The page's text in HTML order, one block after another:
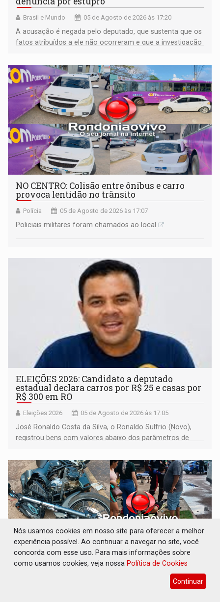
Brasil e Mundo 05 de Agosto de 2026 às 17:20
A acusação é negada pelo deputado, que sustenta que os
fatos atribuídos a ele não ocorreram e que a investigação
NO CENTRO: Colisão entre ônibus e carro
provoca lentidão no trânsito
Polícia 05 de Agosto de 2026 às 17:07
Policiais militares foram chamados ao local
ELEIÇÕES 2026: Candidato a deputado
estadual declara carros por R$ 25 e casas por
R$ 300 em RO
Eleições 2026 05 de Agosto de 2026 às 17:05
José Ronaldo Costa da Silva, o Ronaldo Sulfrio (Novo),
registrou bens com valores abaixo dos parâmetros de
milhões
VÍDEO: Motocicletas batem de frente e duas
Nós usamos cookies em nosso site para oferecer a melhor
experiência possível. Ao continuar a navegar no site, você
concorda com esse uso. Para mais informações sobre
como usamos cookies, veja nossa Política de Cookies
Continuar